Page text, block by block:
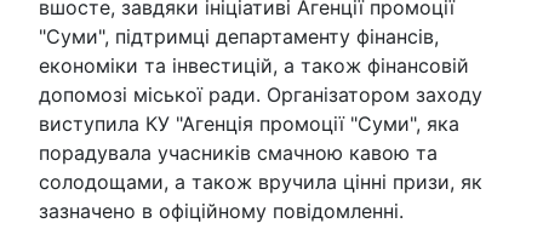
вшосте, завдяки ініціативі Агенції промоції
"Суми", підтримці департаменту фінансів,
економіки та інвестицій, а також фінансовій
допомозі міської ради. Організатором заходу
виступила КУ "Агенція промоції "Суми", яка
порадувала учасників смачною кавою та
солодощами, а також вручила цінні призи, як
зазначено в офіційному повідомленні.